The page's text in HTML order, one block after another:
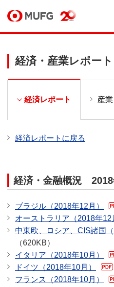
経済・産業レポー
経済レポート 産
経済レポートに戻る
経済・金融概況
ブラジル（2018年12月）
オーストラリア（2018年12
中東欧、ロシア、CIS諸国（
（620KB）
イタリア（2018年10月）
ドイツ（2018年10月）
フランス（2018年10月）